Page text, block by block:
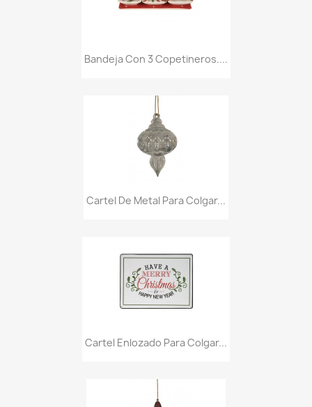
Bandeja Con 3 Copetineros....
Cartel De Metal Para Colgar...
Cartel Enlozado Para Colgar...